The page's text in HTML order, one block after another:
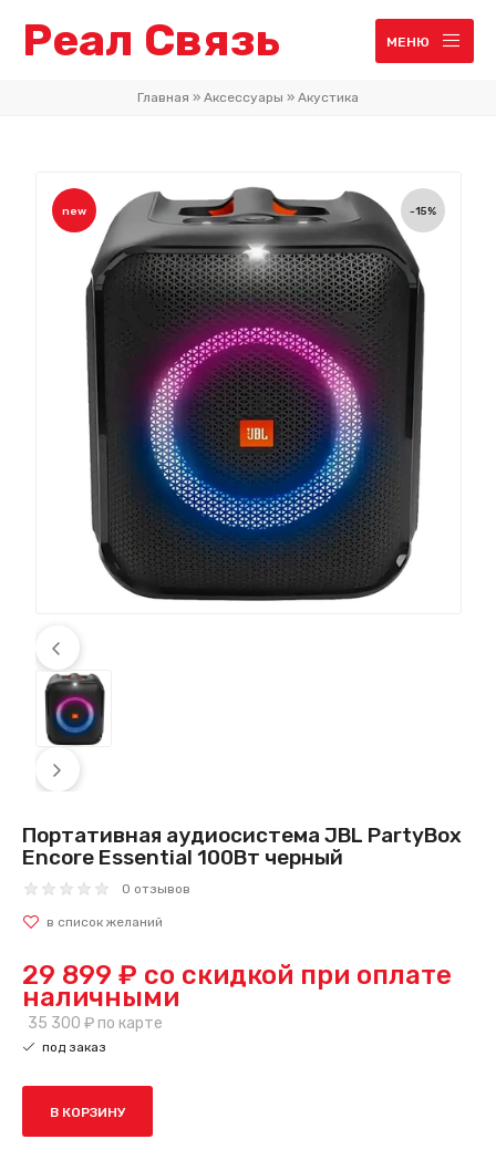
Реал Связь МЕНЮ
Главная » Аксессуары » Акустика
-15%
new
Портативная аудиосистема JBL PartyBox
Encore Essential 100Вт черный
0 отзывов
29 899 ₽ со скидкой при оплате
наличными
35 300 ₽ по карте
под заказ
В КОРЗИНУ